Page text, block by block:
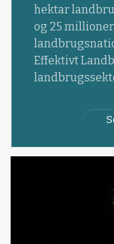
hektar
og 25
Effektivt